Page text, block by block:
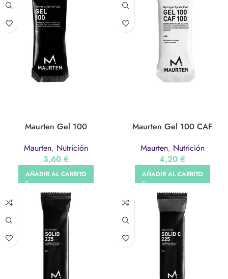
Maurten Gel 100
Maurten, Nutrición
3,60 €
AÑADIR AL CARRITO
Maurten Gel 100 CAF
Maurten, Nutrición
4,20 €
AÑADIR AL CARRITO